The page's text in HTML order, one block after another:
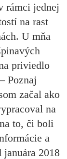
rámci jednej
na rast
U mňa
priviedlo
Poznaj
začal ako
na
to, či boli
a
2018